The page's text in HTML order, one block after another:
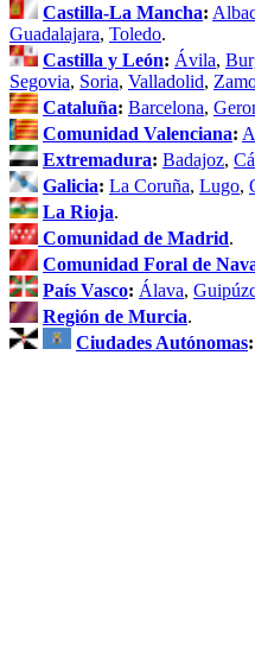
Castilla-La Mancha:
Guadalajara, Toledo.
Castilla y León: Ávila,
Segovia, Soria, Valladolid,
Cataluña: Barcelona,
Comunidad Valenciana:
Extremadura: Badajoz,
Galicia: La Coruña, Lugo,
La Rioja.
Comunidad de Madrid.
Comunidad Foral de
País Vasco: Álava,
Región de Murcia.
Ciudades Autónomas: